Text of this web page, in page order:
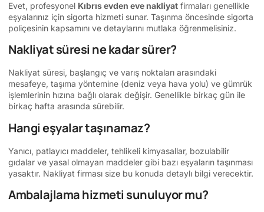
Evet, profesyonel Kıbrıs evden eve nakliyat firmaları genellikle
eşyalarınız için sigorta hizmeti sunar. Taşınma öncesinde sigorta
poliçesinin kapsamını ve detaylarını mutlaka öğrenmelisiniz.
Nakliyat süresi ne kadar sürer?
Nakliyat süresi, başlangıç ve varış noktaları arasındaki
mesafeye, taşıma yöntemine (deniz veya hava yolu) ve gümrük
işlemlerinin hızına bağlı olarak değişir. Genellikle birkaç gün ile
birkaç hafta arasında sürebilir.
Hangi eşyalar taşınamaz?
Yanıcı, patlayıcı maddeler, tehlikeli kimyasallar, bozulabilir
gıdalar ve yasal olmayan maddeler gibi bazı eşyaların taşınması
yasaktır. Nakliyat firması size bu konuda detaylı bilgi verecektir.
Ambalajlama hizmeti sunuluyor mu?